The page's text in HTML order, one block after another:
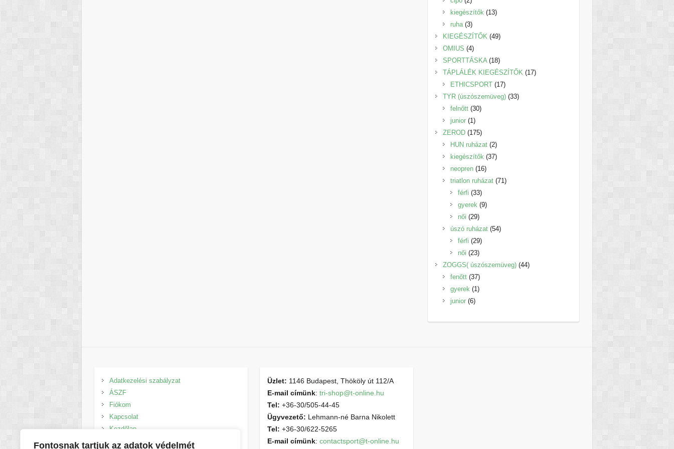
Fontosnak tartjuk az adatok védelmét
termék
kiegészítők 1313
ruha 33
termék
KIEGÉSZÍTŐK 4949
OMIUS 44
termék
SPORTTÁSKA 1818
termék
TÁPLÁLÉK KIEGÉSZÍTŐK 1717
ETHICSPORT 1717
termék
TYR (úszószemüveg) 3333
felnőtt 3030
junior 11
termék
ZEROD 175175
termék
HUN ruházat 22
termék
kiegészítők 3737
neopren 1616
termék
triatlon ruházat 7171
férfi 3333
termék
gyerek 99
női 2929
termék
úszó ruházat 5454
férfi 2929
termék
női 2323
termék
ZOGGS( úszószemüveg) 4444
fenőtt 3737
termék
gyerek 11
junior 66
Adatkezelési szabályzat
ÁSZF
Fiókom
Kapcsolat
Kezdőlap
Üzlet: 1146 Budapest, Thököly út 112/A
E-mail címünk:tri-shop@t-online.hu
Tel: +36-30/505-44-45
Ügyvezető: Lehmann-né Barna Nikolett
Tel: +36-30/622-5265
E-mail címünk:contactsport@t-online.hu